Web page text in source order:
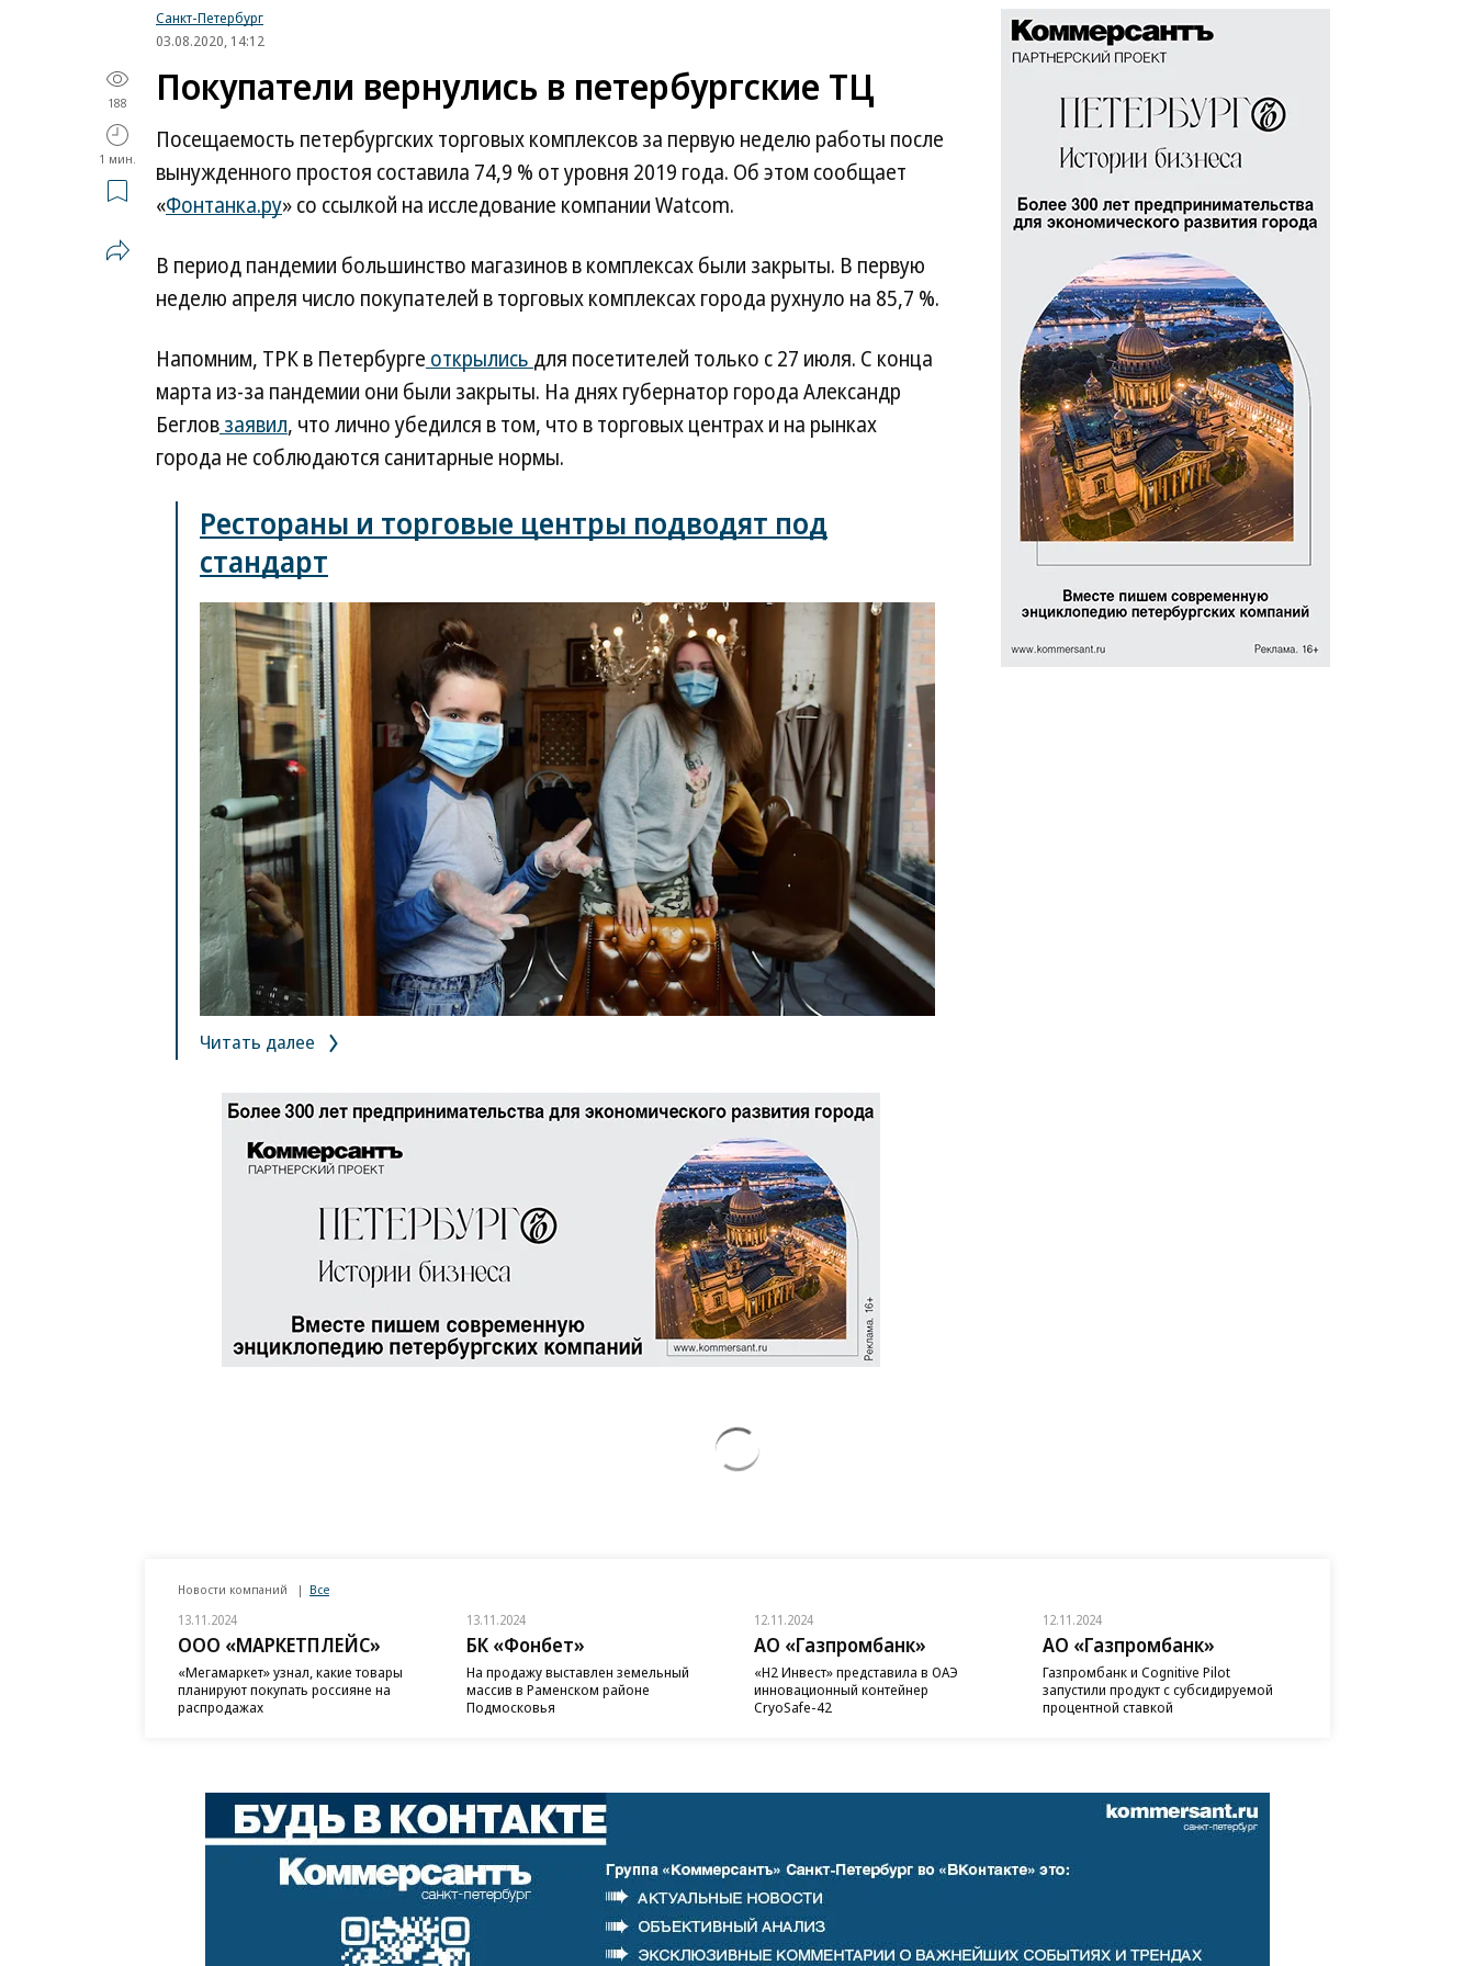
Санкт-Петербург
03.08.2020, 14:12
188
1 мин.
Покупатели вернулись в петербургские ТЦ
Посещаемость петербургских торговых комплексов за первую неделю работы после
вынужденного простоя составила 74,9 % от уровня 2019 года. Об этом сообщает
«Фонтанка.ру» со ссылкой на исследование компании Watcom.
В период пандемии большинство магазинов в комплексах были закрыты. В первую
неделю апреля число покупателей в торговых комплексах города рухнуло на 85,7 %.
Напомним, ТРК в Петербурге открылись для посетителей только с 27 июля. С конца
марта из-за пандемии они были закрыты. На днях губернатор города Александр
Бегловзаявил, что лично убедился в том, что в торговых центрах и на рынках
города не соблюдаются санитарные нормы.
Рестораны и торговые центры подводят под
стандарт
Читать далее
Новости компаний Все
13.11.2024
ООО «МАРКЕТПЛЕЙС»
«Мегамаркет» узнал, какие товары
планируют покупать россияне на
распродажах
13.11.2024
БК «Фонбет»
На продажу выставлен земельный
массив в Раменском районе
Подмосковья
12.11.2024
АО «Газпромбанк»
«H2 Инвест» представила в ОАЭ
инновационный контейнер
CryoSafe-42
12.11.2024
АО «Газпромбанк»
Газпромбанк и Cognitive Pilot
запустили продукт с субсидируемой
процентной ставкой